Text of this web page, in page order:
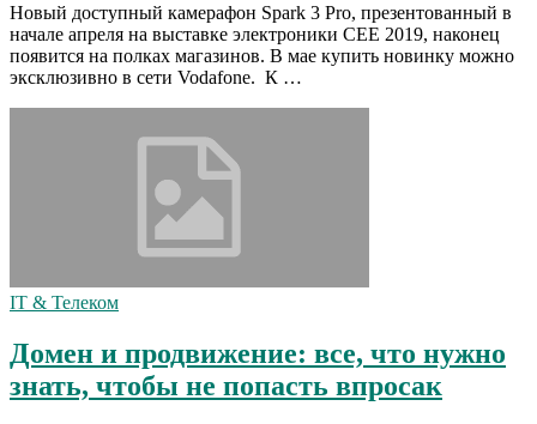
Новый доступный камерафон Spark 3 Pro, презентованный в
начале апреля на выставке электроники CEE 2019, наконец
появится на полках магазинов. В мае купить новинку можно
эксклюзивно в сети Vodafone. К …
IT & Телеком
Домен и продвижение: все, что нужно
знать, чтобы не попасть впросак